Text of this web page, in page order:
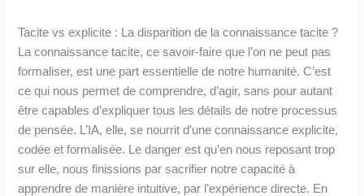
Tacite vs explicite : La disparition de la connaissance tacite ?
La connaissance tacite, ce savoir-faire que l’on ne peut pas
formaliser, est une part essentielle de notre humanité. C’est
ce qui nous permet de comprendre, d’agir, sans pour autant
être capables d’expliquer tous les détails de notre processus
de pensée. L’IA, elle, se nourrit d’une connaissance explicite,
codée et formalisée. Le danger est qu’en nous reposant trop
sur elle, nous finissions par sacrifier notre capacité à
apprendre de manière intuitive, par l’expérience directe. En